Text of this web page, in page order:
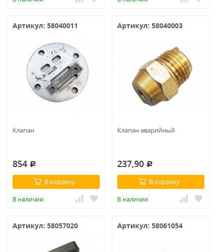
Артикул: 58040011
Клапан
854 Р
В корзину
В наличии
Артикул: 58040003
Клапан аварийный
237,90 Р
В корзину
В наличии
Артикул: 58057020 Артикул: 58061054